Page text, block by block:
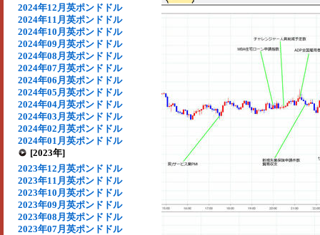
2024年12月英ポンドドル
2024年11月英ポンドドル
2024年10月英ポンドドル
2024年09月英ポンドドル
2024年08月英ポンドドル
2024年07月英ポンドドル
2024年06月英ポンドドル
2024年05月英ポンドドル
2024年04月英ポンドドル
2024年03月英ポンドドル
2024年02月英ポンドドル
2024年01月英ポンドドル
[2023年]
2023年12月英ポンドドル
2023年11月英ポンドドル
2023年10月英ポンドドル
2023年09月英ポンドドル
2023年08月英ポンドドル
2023年07月英ポンドドル